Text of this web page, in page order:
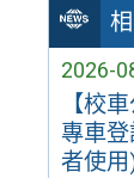
2026-
【校
專車
者使